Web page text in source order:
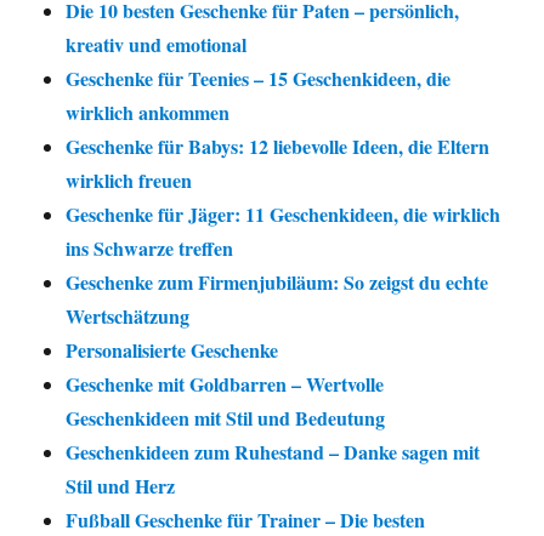
Die 10 besten Geschenke für Paten – persönlich,
kreativ und emotional
Geschenke für Teenies – 15 Geschenkideen, die
wirklich ankommen
Geschenke für Babys: 12 liebevolle Ideen, die Eltern
wirklich freuen
Geschenke für Jäger: 11 Geschenkideen, die wirklich
ins Schwarze treffen
Geschenke zum Firmenjubiläum: So zeigst du echte
Wertschätzung
Personalisierte Geschenke
Geschenke mit Goldbarren – Wertvolle
Geschenkideen mit Stil und Bedeutung
Geschenkideen zum Ruhestand – Danke sagen mit
Stil und Herz
Fußball Geschenke für Trainer – Die besten